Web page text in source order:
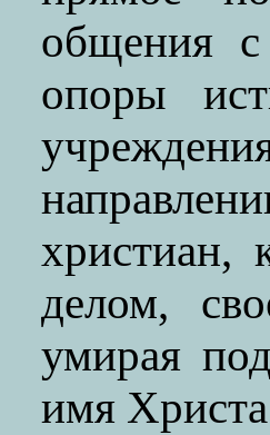
общения
опоры
христиан,
делом,
умирая
имя